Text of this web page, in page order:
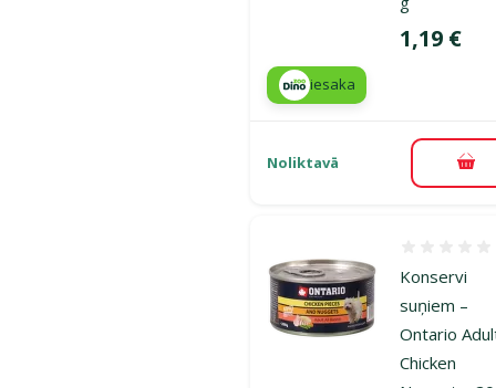
Cena
1,19 €
iesaka
Noliktavā
Konservi
suņiem –
Ontario
Chicken